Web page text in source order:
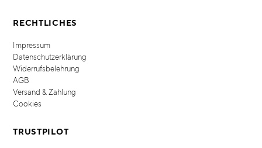
RECHTLICHES
Impressum
Datenschutzerklärung
Widerrufsbelehrung
AGB
Versand & Zahlung
Cookies
TRUSTPILOT